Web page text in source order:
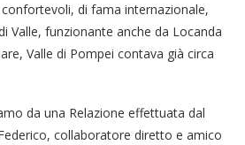
di fama internazionale,
Valle, funzionante anche da Locanda
Valle di Pompei contava già circa
da una Relazione effettuata dal
collaboratore diretto e amico